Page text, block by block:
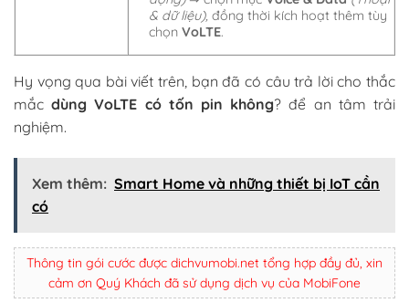
& dữ liệu),đồng thời kích hoạt thêm tùy
chọnVoLTE.
Hy vọng qua bài viết trên, bạn đã có câu trả lời cho thắc
mắcdùng VoLTE có tốn pin không? để an tâm trải
nghiệm.
Xem thêm: Smart Home và những thiết bị IoT cần
có
Thông tin gói cước được dichvumobi.net tổng hợp đầy đủ, xin
cảm ơn Quý Khách đã sử dụng dịch vụ của MobiFone